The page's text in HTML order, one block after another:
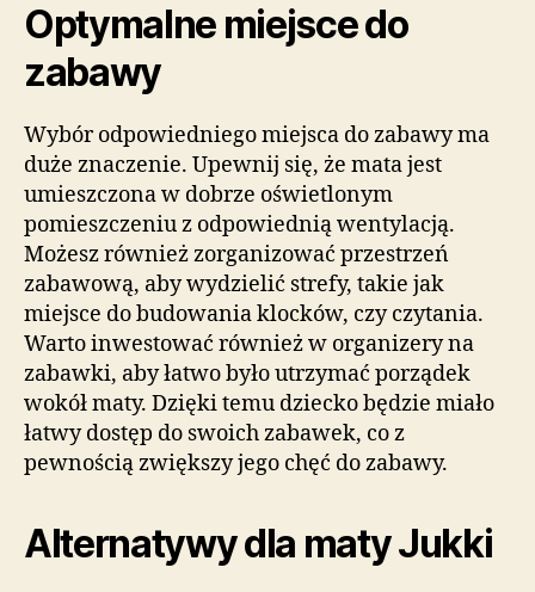
Optymalne miejsce do
zabawy
Wybór odpowiedniego miejsca do zabawy ma
duże znaczenie. Upewnij się, że mata jest
umieszczona w dobrze oświetlonym
pomieszczeniu z odpowiednią wentylacją.
Możesz również zorganizować przestrzeń
zabawową, aby wydzielić strefy, takie jak
miejsce do budowania klocków, czy czytania.
Warto inwestować również w organizery na
zabawki, aby łatwo było utrzymać porządek
wokół maty. Dzięki temu dziecko będzie miało
łatwy dostęp do swoich zabawek, co z
pewnością zwiększy jego chęć do zabawy.
Alternatywy dla maty Jukki